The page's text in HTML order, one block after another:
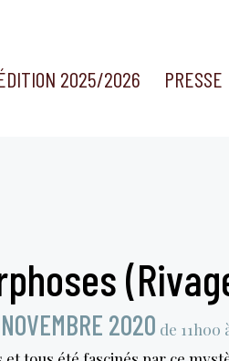
2025/2026 PRESSE
2020 de 11h00